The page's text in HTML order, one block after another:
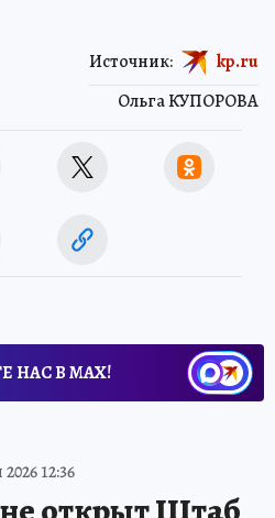
Ольга КУПОРОВА
Источник: kp.ru
НАС В МАХ!
12:36